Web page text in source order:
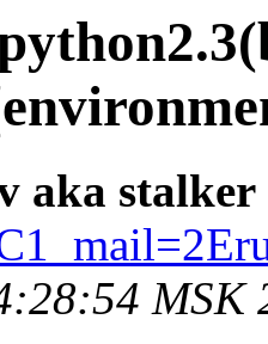
aka stalker
MSK